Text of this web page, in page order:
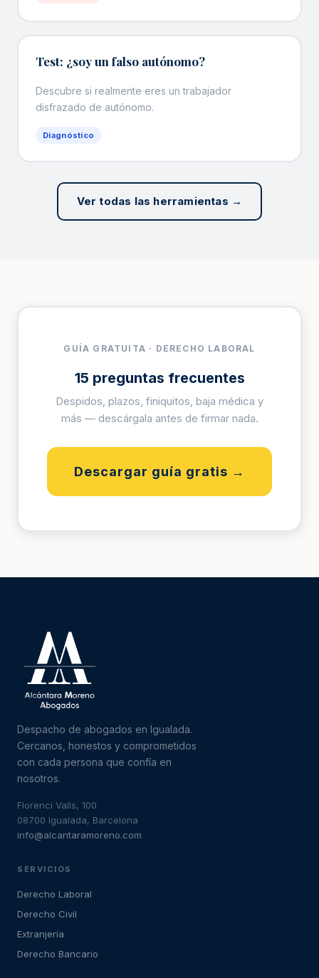
Test: ¿soy un falso autónomo?
Descubre si realmente eres un trabajador
disfrazado de autónomo.
Diagnóstico
Ver todas las herramientas →
GUÍA GRATUITA · DERECHO LABORAL
15 preguntas frecuentes
Despidos, plazos, finiquitos, baja médica y
más — descárgala antes de firmar nada.
Descargar guía gratis →
Despacho de abogados en Igualada.
Cercanos, honestos y comprometidos
con cada persona que confía en
nosotros.
Florenci Valls, 100
08700 Igualada, Barcelona
info@alcantaramoreno.com
SERVICIOS
Derecho Laboral
Derecho Civil
Extranjería
Derecho Bancario